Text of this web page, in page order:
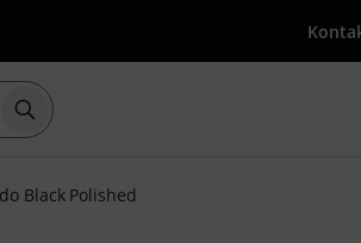
Suche mit Suchwort {searchTerm}
Black Polished